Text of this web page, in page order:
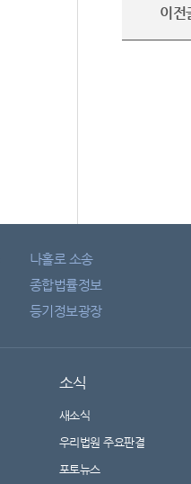
이전
나홀로 소송
종합법률정보
등기정보광장
소식
새소식
우리법원 주요판결
포토뉴스